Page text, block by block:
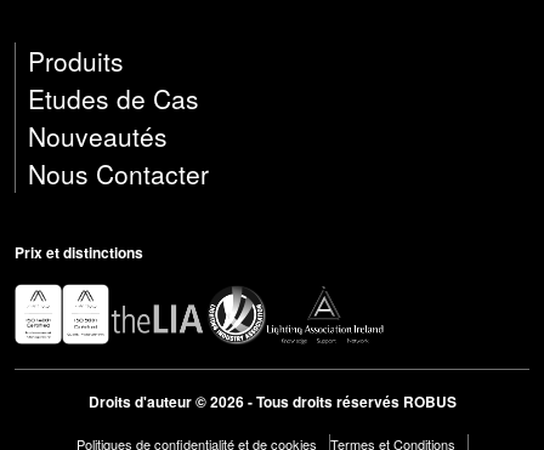
Produits
Etudes de Cas
Nouveautés
Nous Contacter
Prix ​​et distinctions
Droits d'auteur © 2026 - Tous droits réservés ROBUS
Politiques de confidentialité et de cookies Termes et Conditions